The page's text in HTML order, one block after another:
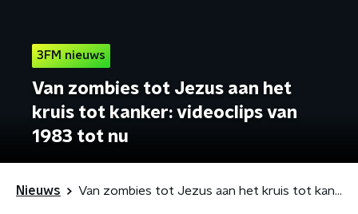
3FM nieuws
Van zombies tot Jezus aan het
kruis tot kanker: videoclips van
1983 tot nu
Nieuws Van zombies tot Jezus aan het kruis tot kanker: videoclips van 1983 tot nu